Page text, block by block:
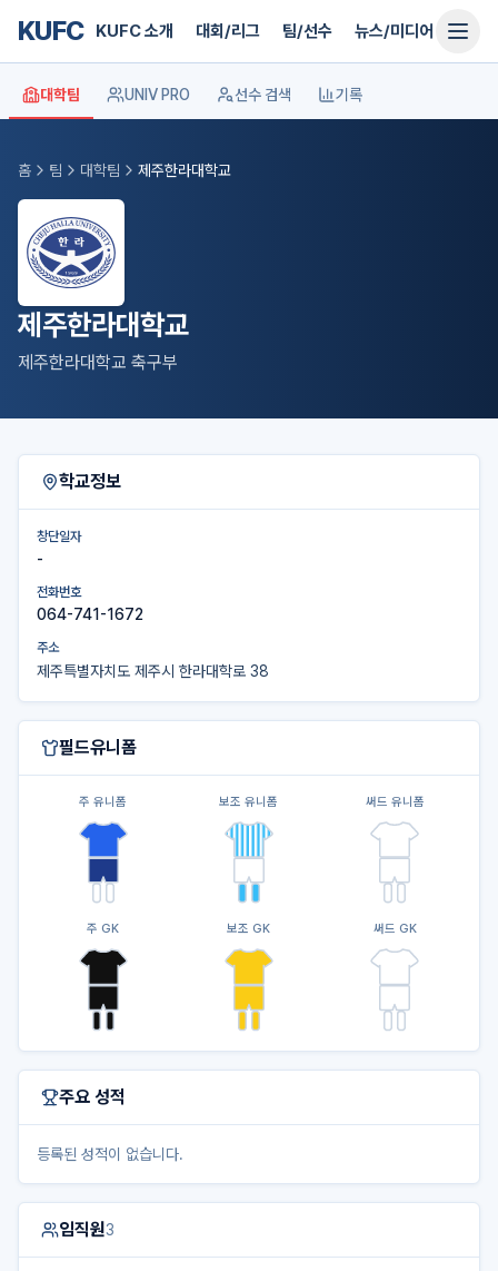
KUFC KUFC 소개 대회/리그 팀/선수 뉴스/미디어 지원
대학팀 UNIV PRO 선수 검색 기록
홈 팀 대학팀 제주한라대학교
제주한라대학교
제주한라대학교 축구부
학교정보
창단일자
-
전화번호
064-741-1672
주소
제주특별자치도 제주시 한라대학로 38
필드유니폼
주 유니폼 보조 유니폼 써드 유니폼
주 GK 보조 GK 써드 GK
주요 성적
등록된 성적이 없습니다.
임직원3